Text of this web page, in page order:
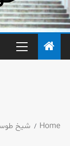
Home شیخ